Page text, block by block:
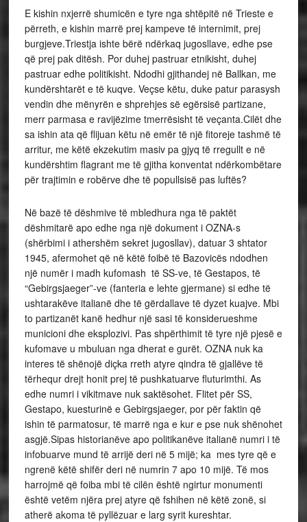
E kishin nxjerrë shumicën e tyre nga shtëpitë në Trieste e
përreth, e kishin marrë prej kampeve të internimit, prej
burgjeve.Triestja ishte bërë ndërkaq jugosllave, edhe pse
që prej pak ditësh. Por duhej pastruar etnikisht, duhej
pastruar edhe politikisht. Ndodhi gjithandej në Ballkan, me
kundërshtarët e të kuqve. Veçse këtu, duke patur parasysh
vendin dhe mënyrën e shprehjes së egërsisë partizane,
merr parmasa e ravijëzime tmerrësisht të veçanta.Cilët dhe
sa ishin ata që flijuan këtu në emër të një fitoreje tashmë të
arritur, me këtë ekzekutim masiv pa gjyq të rregullt e në
kundërshtim flagrant me të gjitha konventat ndërkombëtare
për trajtimin e robërve dhe të popullsisë pas luftës?
Në bazë të dëshmive të mbledhura nga të paktët
dëshmitarë apo edhe nga një dokument i OZNA-s
(shërbimi i athershëm sekret jugosllav), datuar 3 shtator
1945, afermohet që në këtë foibë të Bazovicës ndodhen
një numër i madh kufomash të SS-ve, të Gestapos, të
“Gebirgsjaeger”-ve (fanteria e lehte gjermane) si edhe të
ushtarakëve italianë dhe të gërdallave të dyzet kuajve. Mbi
to partizanët kanë hedhur një sasi të konsiderueshme
municioni dhe eksplozivi. Pas shpërthimit të tyre një pjesë e
kufomave u mbuluan nga dherat e gurët. OZNA nuk ka
interes të shënojë diçka rreth atyre qindra të gjallëve të
tërhequr drejt honit prej të pushkatuarve fluturimthi. As
edhe numri i vikitmave nuk saktësohet. Flitet për SS,
Gestapo, kuesturinë e Gebirgsjaeger, por për faktin që
ishin të parmatosur, të marrë nga e kur e pse nuk shënohet
asgjë.Sipas historianëve apo politikanëve italianë numri i të
infobuarve mund të arrijë deri në 5 mijë; ka mes tyre që e
ngrenë këtë shifër deri në numrin 7 apo 10 mijë. Të mos
harrojmë që foiba mbi të cilën është ngirtur monumenti
është vetëm njëra prej atyre që fshihen në këtë zonë, si
atherë akoma të pyllëzuar e larg syrit kureshtar.